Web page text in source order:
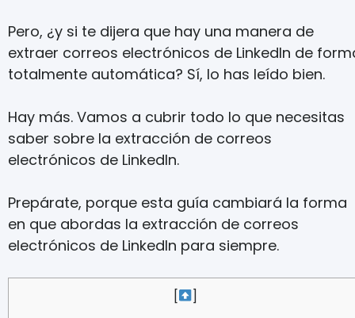
Pero, ¿y si te dijera que hay una manera de
extraer correos electrónicos de LinkedIn de
totalmente automática? Sí, lo has leído bien.
Hay más. Vamos a cubrir todo lo que necesitas
saber sobre la extracción de correos
electrónicos de LinkedIn.
Prepárate, porque esta guía cambiará la forma
en que abordas la extracción de correos
electrónicos de LinkedIn para siempre.
[ ]